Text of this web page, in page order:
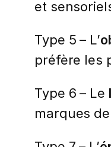
et
Type 5 – L’
préfère les
Type 6 – Le
marques